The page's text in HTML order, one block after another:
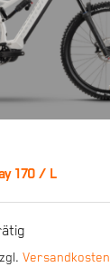
L
170 / L
Versandkosten